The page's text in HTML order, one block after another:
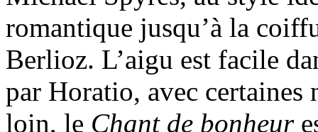
romantique jusqu’à la
Berlioz. L’aigu est facile
par Horatio, avec certaines
loin, le Chant de bonheur